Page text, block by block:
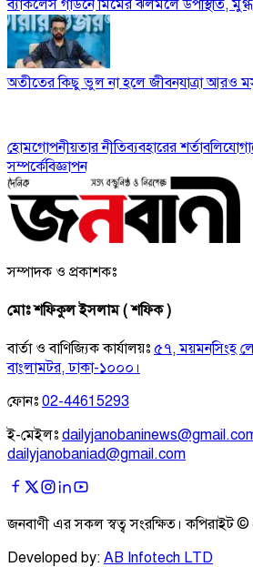
ব্যাকলেস গাউনে মিমের ঝলমলে উপস্থিতি,
অতীতের কিছু ভুল না হলে জীবনযাত্রা আরও
হোমগোপনীয়তার নীতিব্যবহারের শর্তাবলি
সম্পর্কেবিজ্ঞাপন
সম্পাদক ও প্রকাশকঃ
মোঃ শফিকুল ইসলাম ( শফিক )
বার্তা ও বাণিজ্যিক কার্যালয়ঃ ৫৭, ময়মনসিংহ
বাংলামটর, ঢাকা-১০০০।
ফোনঃ 02-44615293
ই-মেইলঃ
dailyjanobaniad@gmail.com
জনবাণী এর সকল স্বত্ব সংরক্ষিত। কপিরাইট ©
Developed by: AB Infotech LTD